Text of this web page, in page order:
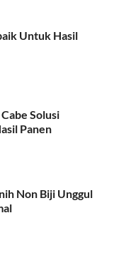
Untuk Hasil
Solusi
Panen
Non Biji Unggul